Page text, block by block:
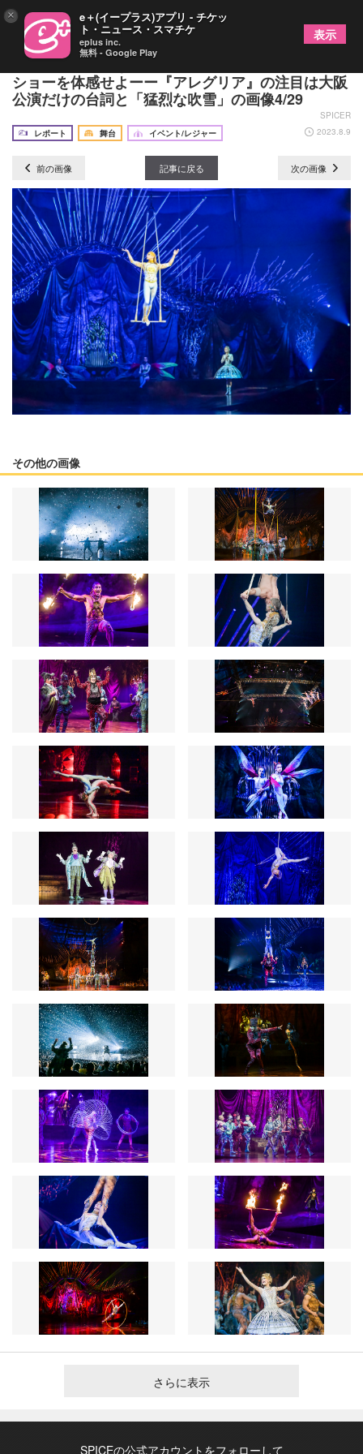
人間業とは思えないシルク・ドゥ・ソレイユ圧巻の
ショーを体感せよーー『アレグリア』の注目は大阪
公演だけの台詞と「猛烈な吹雪」の画像4/29
SPICER
レポート
舞台 イベント/レジャー 2023.8.9
前の画像 記事に戻る 次の画像
その他の画像
さらに表示
SPICEの公式アカウントをフォローして
× e＋(イープラス)アプリ - チケッ
ト・ニュース・スマチケ
eplus inc.
無料 - Google Play
表示